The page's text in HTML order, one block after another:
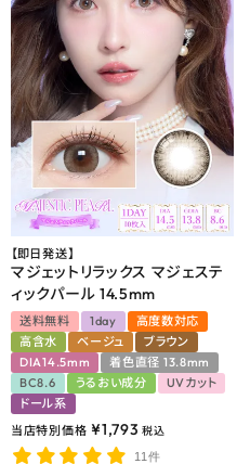
【即日発送】
マジェットリラックス マジェステ
ィックパール 14.5mm
送料無料 1day
高度数対応
高含水
ベージュ
ブラウン
DIA14.5mm
着色直径 13.8mm
BC8.6
うるおい成分
UVカット
ドール系
当店特別価格 ¥1,793 税込
11件